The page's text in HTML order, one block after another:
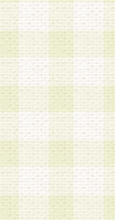
。
インIDおよびパ
がその責任を負
グインIDおよび
を問わず第三者
およびパスワー
の発生について
を問わず、一切